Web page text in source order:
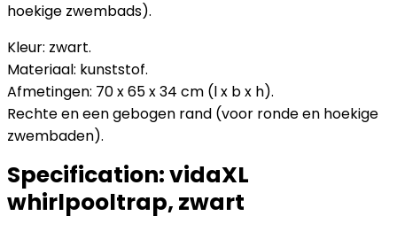
hoekige zwembads).
Kleur: zwart.
Materiaal: kunststof.
Afmetingen: 70 x 65 x 34 cm (l x b x h).
Rechte en een gebogen rand (voor ronde en hoekige
zwembaden).
Specification:vidaXL
whirlpooltrap, zwart